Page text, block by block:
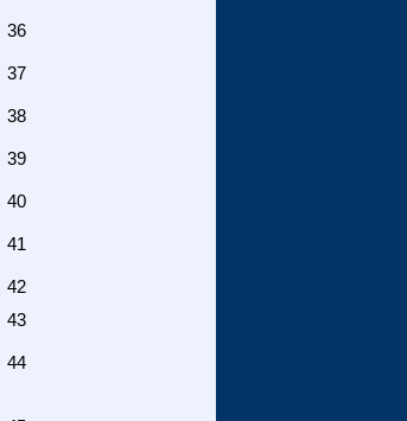
36
37
38
39
40
41
42
43
44